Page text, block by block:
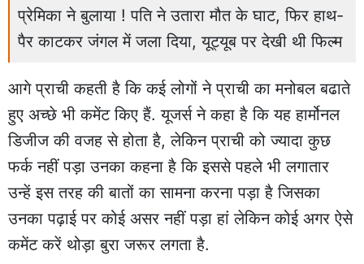
प्रेमिका ने बुलाया ! पति ने उतारा मौत के घाट, फिर हाथ-
पैर काटकर जंगल में जला दिया, यूट्यूब पर देखी थी फिल्म
आगे प्राची कहती है कि कई लोगों ने प्राची का मनोबल बढाते
हुए अच्छे भी कमेंट किए हैं. यूजर्स ने कहा है कि यह हार्मोनल
डिजीज की वजह से होता है, लेकिन प्राची को ज्यादा कुछ
फर्क नहीं पड़ा उनका कहना है कि इससे पहले भी लगातार
उन्हें इस तरह की बातों का सामना करना पड़ा है जिसका
उनका पढ़ाई पर कोई असर नहीं पड़ा हां लेकिन कोई अगर ऐसे
कमेंट करें थोड़ा बुरा जरूर लगता है.